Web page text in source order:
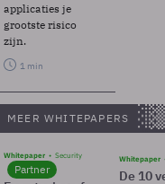
applicaties je
grootste risico
zijn.
1 min
MEER WHITEPAPERS
Whitepaper Security
Partner
Whitepaper
De 10